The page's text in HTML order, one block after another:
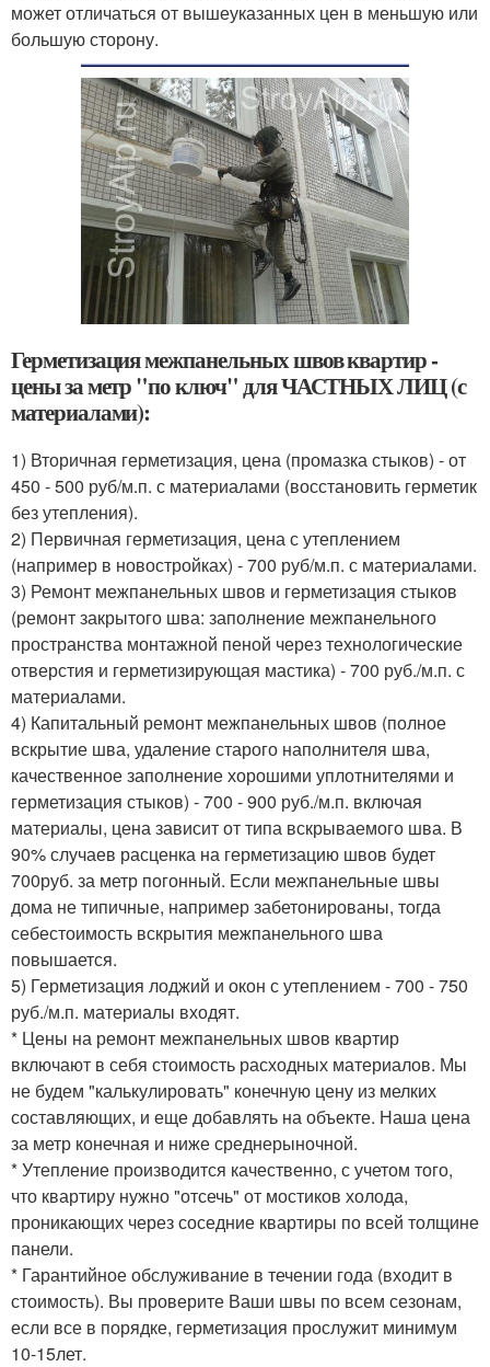
может отличаться от вышеуказанных цен в меньшую или
большую сторону.
Герметизация межпанельных швов квартир -
цены за метр "по ключ" для ЧАСТНЫХ ЛИЦ (с
материалами):
1) Вторичная герметизация, цена (промазка стыков) - от
450 - 500 руб/м.п. с материалами (восстановить герметик
без утепления).
2) Первичная герметизация, цена с утеплением
(например в новостройках) - 700 руб/м.п. с материалами.
3) Ремонт межпанельных швов и герметизация стыков
(ремонт закрытого шва: заполнение межпанельного
пространства монтажной пеной через технологические
отверстия и герметизирующая мастика) - 700 руб./м.п. с
материалами.
4) Капитальный ремонт межпанельных швов (полное
вскрытие шва, удаление старого наполнителя шва,
качественное заполнение хорошими уплотнителями и
герметизация стыков) - 700 - 900 руб./м.п. включая
материалы, цена зависит от типа вскрываемого шва. В
90% случаев расценка на герметизацию швов будет
700руб. за метр погонный. Если межпанельные швы
дома не типичные, например забетонированы, тогда
себестоимость вскрытия межпанельного шва
повышается.
5) Герметизация лоджий и окон с утеплением - 700 - 750
руб./м.п. материалы входят.
* Цены на ремонт межпанельных швов квартир
включают в себя стоимость расходных материалов. Мы
не будем "калькулировать" конечную цену из мелких
составляющих, и еще добавлять на объекте. Наша цена
за метр конечная и ниже среднерыночной.
* Утепление производится качественно, с учетом того,
что квартиру нужно "отсечь" от мостиков холода,
проникающих через соседние квартиры по всей толщине
панели.
* Гарантийное обслуживание в течении года (входит в
стоимость). Вы проверите Ваши швы по всем сезонам,
если все в порядке, герметизация прослужит минимум
10-15лет.